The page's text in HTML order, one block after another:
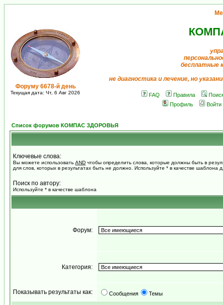
Форуму 6678-й день
Текущая дата: Чт, 6 Авг 2026
бесплатные
не диагностика и лечение, но
FAQ Правила
Профиль
Войти
Список форумов КОМПАС ЗДОРОВЬЯ
Ключевые слова:
Вы можете использовать AND чтобы определить слова, которые должны быть в
для слов, которых в результатах быть не должно. Используйте * в качестве шаблона
Поиск по автору:
Используйте * в качестве шаблона
Форум:
Категория:
Показывать результаты как: Сообщения Темы